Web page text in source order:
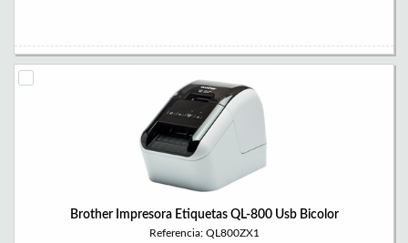
Brother Impresora Etiquetas QL-800 Usb Bicolor
Referencia: QL800ZX1